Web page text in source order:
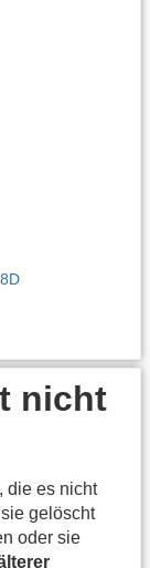
nicht
die es nicht
gelöscht
oder sie